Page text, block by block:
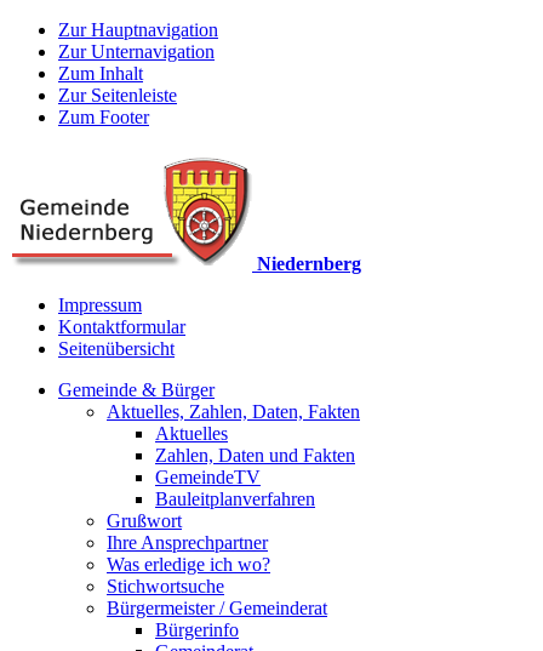
Zur Hauptnavigation
Zur Unternavigation
Zum Inhalt
Zur Seitenleiste
Zum Footer
Niedernberg
Impressum
Kontaktformular
Seitenübersicht
Gemeinde & Bürger
Aktuelles, Zahlen, Daten, Fakten
Aktuelles
Zahlen, Daten und Fakten
GemeindeTV
Bauleitplanverfahren
Grußwort
Ihre Ansprechpartner
Was erledige ich wo?
Stichwortsuche
Bürgermeister / Gemeinderat
Bürgerinfo